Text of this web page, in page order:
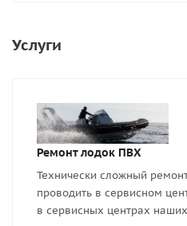
Услуги
Ремонт лодок ПВХ
Технически сложный
проводить в сервисном
в сервисных центрах